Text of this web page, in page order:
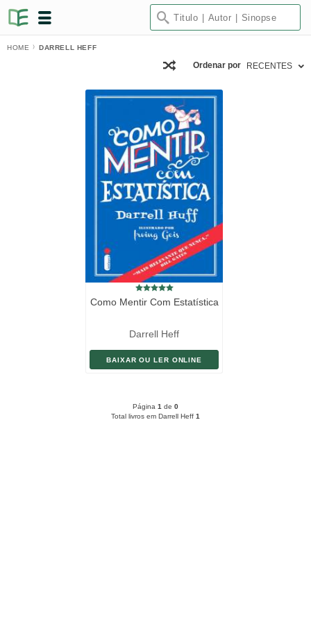
HOME DARRELL HEFF
Ordenar por RECENTES
Como Mentir Com Estatística
Darrell Heff
BAIXAR OU LER ONLINE
Página 1 de 0
Total livros em Darrell Heff 1